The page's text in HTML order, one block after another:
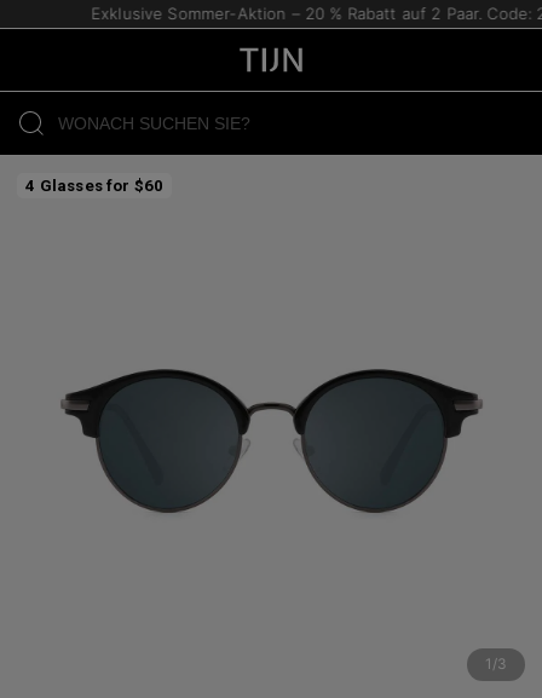
Exklusive Sommer-Aktion – 20 % Rabatt auf 2 Paar. Code:
4 Glasses for $60
1 /3